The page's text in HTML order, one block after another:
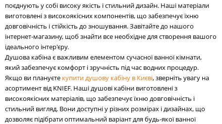
поєднують у собі високу якість і стильний дизайн. Наші матеріали
виготовлені з високоякісних компонентів, що забезпечує їхню
довговічність і стійкість до зношування. Завітайте до нашого
інтернет-магазину, щоб знайти все необхідне для створення вашого
ідеального інтер'єру.
Душова кабіна є важливим елементом сучасної ванної кімнати,
який забезпечує комфорт і зручність під час водних процедур.
Якщо ви плануєте купити душову кабіну в Києві, зверніть увагу на
асортимент від KNIEF. Наші душові кабіни виготовлені з
високоякісних матеріалів, що забезпечує їхню довговічність і
стильний вигляд. Вони доступні у різних розмірах і дизайнах, що
дозволяє підібрати оптимальний варіант для будь-якої ванної